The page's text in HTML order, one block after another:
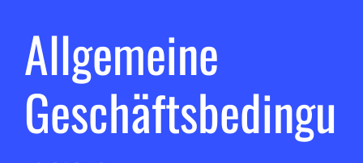
Allgemeine
Geschäftsbedingu